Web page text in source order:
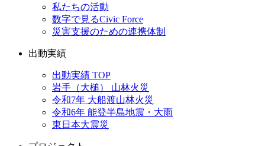
私たちの活動
数字で見るCivic Force
災害支援のための連携体制
出動実績
出動実績 TOP
岩手（大槌） 山林火災
令和7年 大船渡山林火災
令和6年 能登半島地震・大雨
東日本大震災